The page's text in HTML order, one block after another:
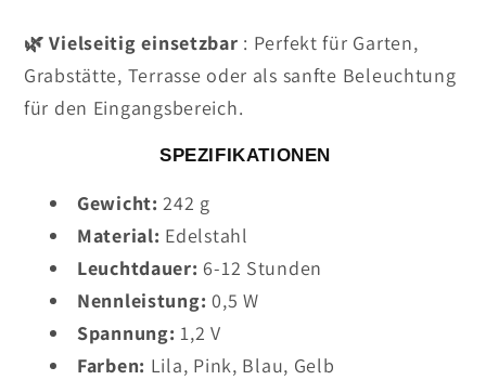
🌿 Vielseitig einsetzbar : Perfekt für Garten,
Grabstätte, Terrasse oder als sanfte Beleuchtung
für den Eingangsbereich.
SPEZIFIKATIONEN
Gewicht: 242 g
Material: Edelstahl
Leuchtdauer: 6-12 Stunden
Nennleistung: 0,5 W
Spannung: 1,2 V
Farben: Lila, Pink, Blau, Gelb